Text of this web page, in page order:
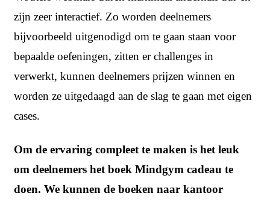
zijn zeer interactief. Zo worden deelnemers
bijvoorbeeld uitgenodigd om te gaan staan voor
bepaalde oefeningen, zitten er challenges in
verwerkt, kunnen deelnemers prijzen winnen en
worden ze uitgedaagd aan de slag te gaan met eigen
cases.
Om de ervaring compleet te maken is het leuk
om deelnemers het boek Mindgym cadeau te
doen. We kunnen de boeken naar kantoor